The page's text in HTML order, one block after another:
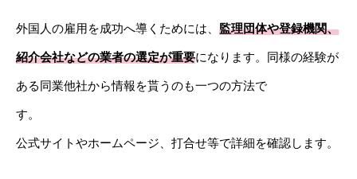
外国人の雇用を成功へ導くためには、 監理団体や登録機関、
紹介会社などの業者の選定が重要になります。同様の経験が
ある同業他社から情報を貰うのも一つの方法で
す
公式サイトやホームページ、打合せ等で詳細を確認します。